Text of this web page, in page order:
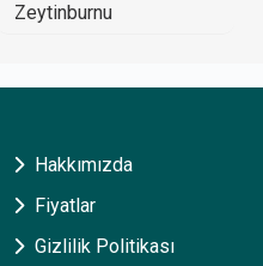
Zeytinburnu
Hakkımızda
Fiyatlar
Gizlilik Politikası